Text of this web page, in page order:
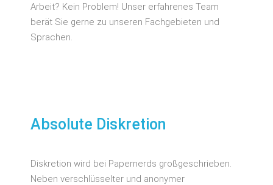
Arbeit? Kein Problem! Unser erfahrenes Team
berät Sie gerne zu unseren Fachgebieten und
Sprachen.
Absolute Diskretion
Diskretion wird bei Papernerds großgeschrieben.
Neben verschlüsselter und anonymer